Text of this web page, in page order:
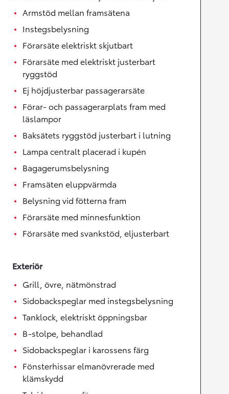
Armstöd mellan framsätena
Instegsbelysning
Förarsäte elektriskt skjutbart
Förarsäte med elektriskt justerbart
ryggstöd
Ej höjdjusterbar passagerarsäte
Förar- och passagerarplats fram med
läslampor
Baksätets ryggstöd justerbart i lutning
Lampa centralt placerad i kupén
Bagagerumsbelysning
Framsäten eluppvärmda
Belysning vid fötterna fram
Förarsäte med minnesfunktion
Förarsäte med svankstöd, eljusterbart
Exteriör
Grill, övre, nätmönstrad
Sidobackspeglar med instegsbelysning
Tanklock, elektriskt öppningsbar
B-stolpe, behandlad
Sidobackspeglar i karossens färg
Fönsterhissar elmanövrerade med
klämskydd